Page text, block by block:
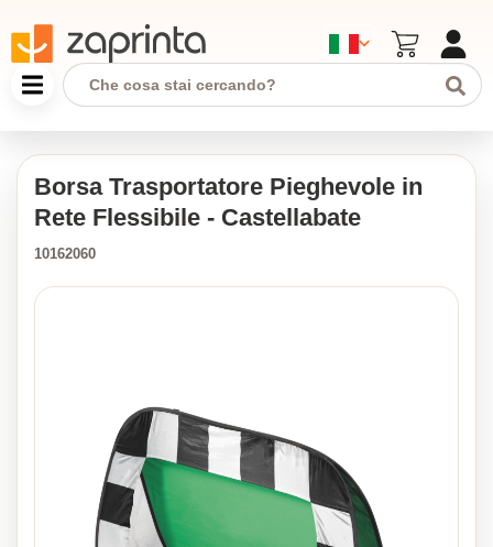
Borsa Trasportatore Pieghevole in
Rete Flessibile - Castellabate
10162060